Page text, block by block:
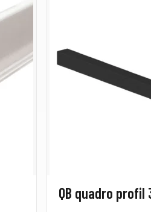
QB quadro profil